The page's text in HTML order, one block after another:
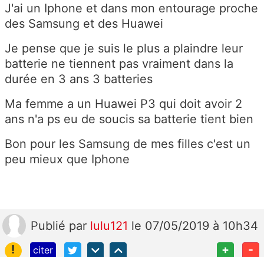
J'ai un Iphone et dans mon entourage proche
des Samsung et des Huawei
Je pense que je suis le plus a plaindre leur
batterie ne tiennent pas vraiment dans la
durée en 3 ans 3 batteries
Ma femme a un Huawei P3 qui doit avoir 2
ans n'a ps eu de soucis sa batterie tient bien
Bon pour les Samsung de mes filles c'est un
peu mieux que Iphone
Publié par lulu121 le 07/05/2019 à 10h34
!
citer + -